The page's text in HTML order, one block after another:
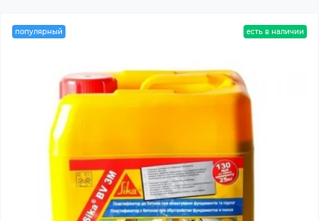
популярный есть в наличии